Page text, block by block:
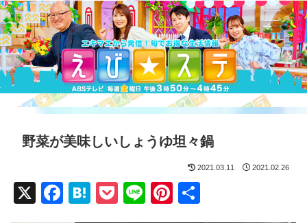
野菜が美味しいしょうゆ坦々鍋
2021.03.11 2021.02.26
X
F
H
P
Li
Pi